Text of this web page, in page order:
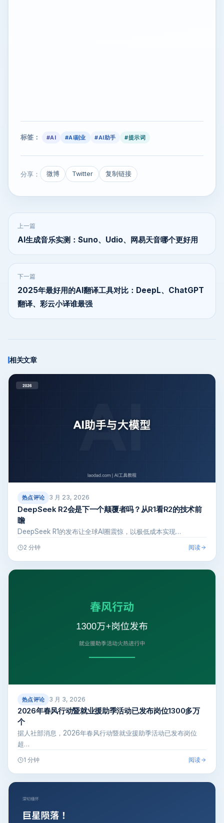
标签： #AI #AI副业 #AI助手 #提示词
分享： 微博 Twitter 复制链接
上一篇
AI生成音乐实测：Suno、Udio、网易天音哪个更好用
下一篇
2025年最好用的AI翻译工具对比：DeepL、ChatGPT
翻译、彩云小译谁最强
相关文章
热点评论 3 月 23, 2026
DeepSeek R2会是下一个颠覆者吗？从R1看R2的技术前
瞻
DeepSeek R1的发布让全球AI圈震惊，以极低成本实现…
2 分钟 阅读
热点评论 3 月 3, 2026
2026年春风行动暨就业援助季活动已发布岗位1300多万
个
据人社部消息，2026年春风行动暨就业援助季活动已发布岗位
超…
1 分钟 阅读